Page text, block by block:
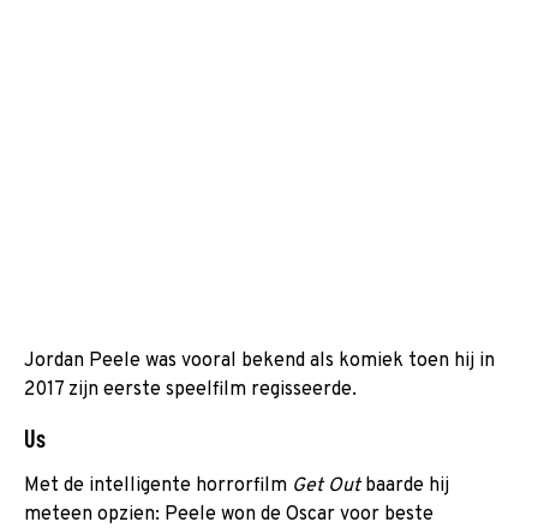
Jordan Peele was vooral bekend als komiek toen hij in
2017 zijn eerste speelfilm regisseerde.
Us
Met de intelligente horrorfilm Get Outbaarde hij
meteen opzien: Peele won de Oscar voor beste